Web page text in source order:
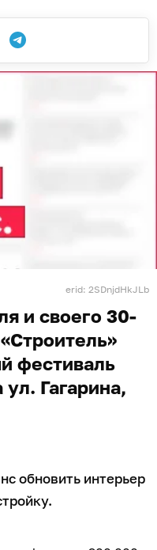
erid: 2SDnjdHkJLb
и своего 30-
фестиваль
Гагарина,
обновить интерьер